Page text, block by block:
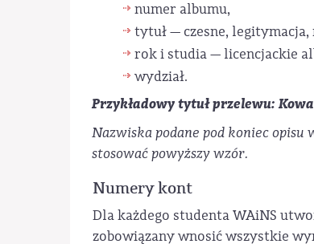
numer albumu,
tytuł — czesne,
rok i studia — licencjackie
wydział.
Przykładowy tytuł przelewu:
Nazwiska podane pod koniec
stosować powyższy wzór.
Numery kont
Dla każdego studenta WAiNS
zobowiązany wnosić wszystkie